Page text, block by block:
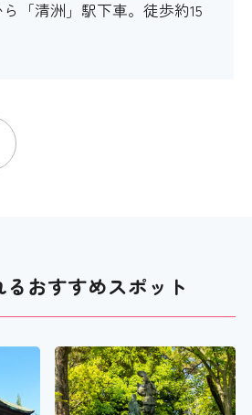
「清洲」駅下車。徒歩約15
おすすめスポット